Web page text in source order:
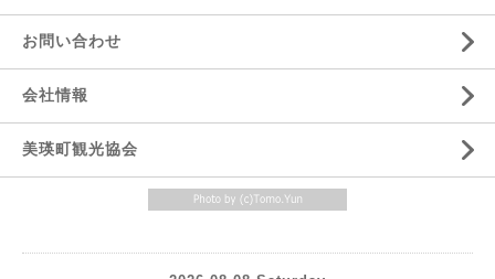
お問い合わせ
会社情報
美瑛町観光協会